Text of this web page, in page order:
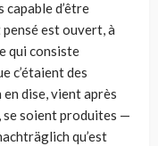
capable d’être
pensé est ouvert, à
qui consiste
c’étaient des
en dise, vient après
se soient produites —
qu’est